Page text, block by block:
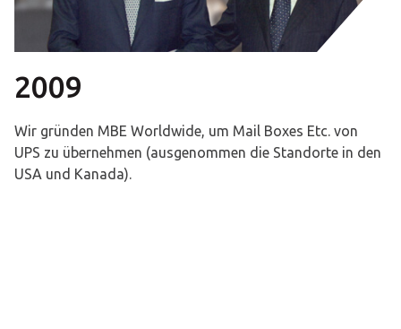
2009
Wir gründen MBE Worldwide, um Mail Boxes Etc. von
UPS zu übernehmen (ausgenommen die Standorte in den
USA und Kanada).